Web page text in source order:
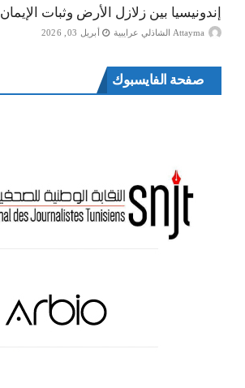
إندونيسيا بين زلازل الأرض وثبات الإيمان
Attayma الشاذلي عرايبية أبريل 03, 2026
صفحة الفايسبوك